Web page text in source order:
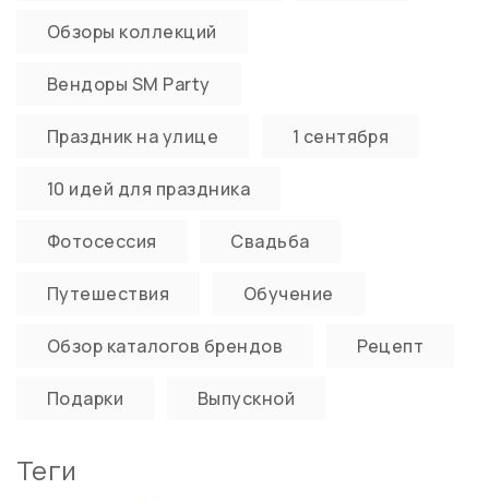
Обзоры коллекций
Вендоры SM Party
Праздник на улице 1 сентября
10 идей для праздника
Фотосессия Свадьба
Путешествия Обучение
Обзор каталогов брендов Рецепт
Подарки Выпускной
Теги